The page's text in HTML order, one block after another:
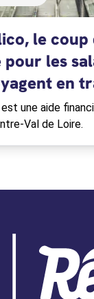
le coup
pour les
en
une aide
Val de Loire.